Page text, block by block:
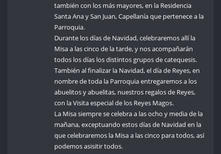
también con los más mayores, en la Residencia
Santa Ana y San Juan, Capellanía que pertenece a la
Parroquia.
Durante los días de Navidad, celebraremos allí la
Misa a las cinco de la tarde, y nos acompañarán
todos los días los distintos grupos de catequesis.
También al finalizar la Navidad, el día de Reyes, en
nombre de toda la Parroquia entregaremos a los
abuelitos y abuelitas, nuestros regalos de Reyes,
con la Visita especial de los Reyes Magos.
La Misa siempre se celebra a las ocho y media de la
mañana, exceptuando estos días de Navidad en la
que celebraremos la Misa a las cinco para todos, así
podemos asisitir todos.